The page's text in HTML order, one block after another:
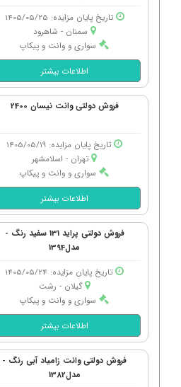
تاریخ پایان مزایده: 1405/05/25
سمنان - شاهرود
سواری و وانت و پیکاپ
اطلاعات بیشتر
فروش دولتی وانت نیسان 2400
تاریخ پایان مزایده: 1405/05/19
تهران - اسلامشهر
سواری و وانت و پیکاپ
اطلاعات بیشتر
فروش دولتی پراید 131 سفید رنگ -
مدل1394
تاریخ پایان مزایده: 1405/05/24
گیلان - رشت
سواری و وانت و پیکاپ
اطلاعات بیشتر
فروش دولتی وانت زامیاد آبی رنگ -
مدل1382